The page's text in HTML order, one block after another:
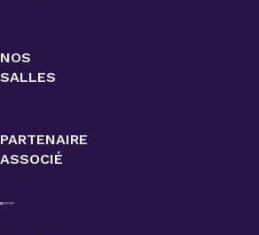
NOS
SALLES
PARTENAIRE
ASSOCIÉ